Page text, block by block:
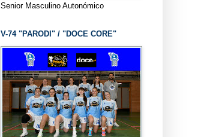
Senior Masculino Autonómico
V-74 "PARODI" / "DOCE CORE"